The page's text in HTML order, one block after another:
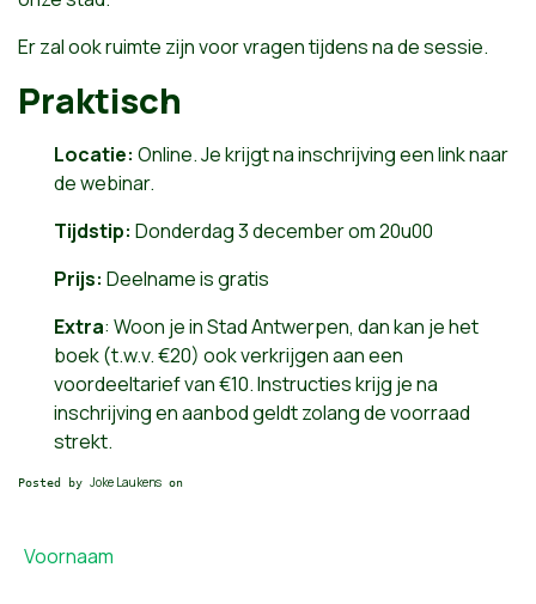
Er zal ook ruimte zijn voor vragen tijdens na de sessie.
Praktisch
Locatie: Online. Je krijgt na inschrijving een link naar
de webinar.
Tijdstip: Donderdag 3 december om 20u00
Prijs: Deelname is gratis
Extra: Woon je in Stad Antwerpen, dan kan je het
boek (t.w.v. €20) ook verkrijgen aan een
voordeeltarief van €10. Instructies krijg je na
inschrijving en aanbod geldt zolang de voorraad
strekt.
Posted by Joke Laukens on
Voornaam